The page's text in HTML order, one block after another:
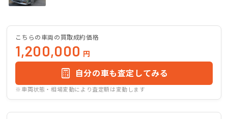
こちらの車両の買取成約価格
1,200,000 円
自分の車も査定してみる
※車両状態・相場変動により査定額は変動します